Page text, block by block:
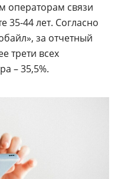
операторам связи
35-44 лет. Согласно
за отчетный
трети всех
– 35,5%.